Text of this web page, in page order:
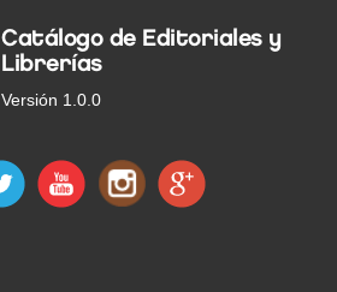
Catálogo de Editoriales y
Librerías
Versión 1.0.0